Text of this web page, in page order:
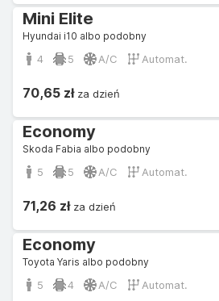
Mini Elite
Hyundai i10 albo podobny
4 5 A/C Automat.
70,65 złza dzień
Economy
Skoda Fabia albo podobny
5 5 A/C Automat.
71,26 złza dzień
Economy
Toyota Yaris albo podobny
5 4 A/C Automat.